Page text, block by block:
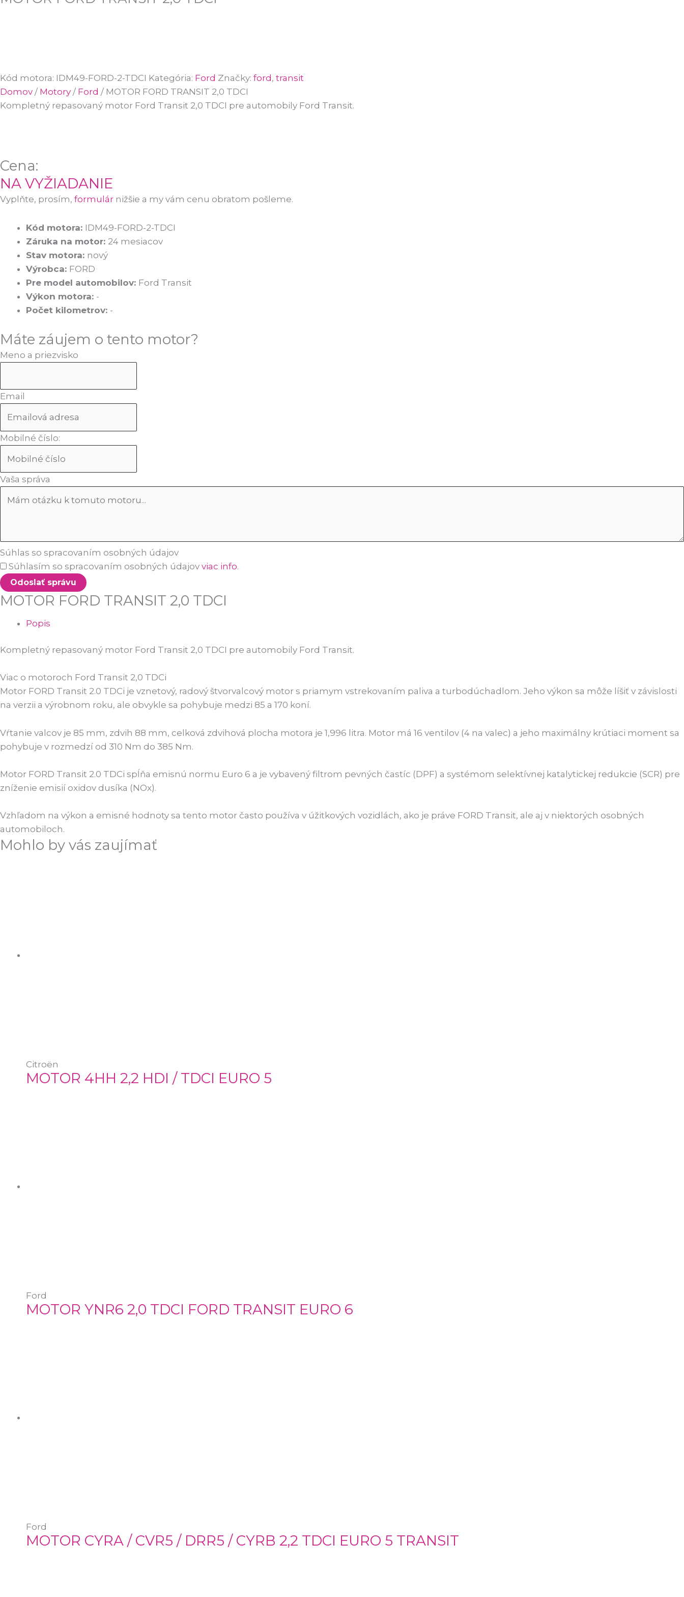
Kód motora: IDM49-FORD-2-TDCI Kategória: Ford Značky: ford , transit
Domov / Motory / Ford / MOTOR FORD TRANSIT 2,0 TDCI
Kompletný repasovaný motor Ford Transit 2,0 TDCI pre automobily Ford Transit.
Cena:
NA VYŽIADANIE
Vyplňte, prosím, formulár nižšie a my vám cenu obratom pošleme.
Kód motora: IDM49-FORD-2-TDCI
Záruka na motor: 24 mesiacov
Stav motora: nový
Výrobca: FORD
Pre model automobilov: Ford Transit
Výkon motora: -
Počet kilometrov: -
Máte záujem o tento motor?
Meno a priezvisko
Email
Mobilné číslo:
Vaša správa
Súhlas so spracovaním osobných údajov
Súhlasím so spracovaním osobných údajov viac info.
Odoslať správu
MOTOR FORD TRANSIT 2,0 TDCI
Popis
Kompletný repasovaný motor Ford Transit 2,0 TDCI pre automobily Ford Transit.
Viac o motoroch Ford Transit 2,0 TDCi
Motor FORD Transit 2.0 TDCi je vznetový, radový štvorvalcový motor s priamym vstrekovaním paliva a turbodúchadlom. Jeho výkon sa môže líšiť v závislosti
na verzii a výrobnom roku, ale obvykle sa pohybuje medzi 85 a 170 koní.
Vŕtanie valcov je 85 mm, zdvih 88 mm, celková zdvihová plocha motora je 1,996 litra. Motor má 16 ventilov (4 na valec) a jeho maximálny krútiaci moment sa
pohybuje v rozmedzí od 310 Nm do 385 Nm.
Motor FORD Transit 2.0 TDCi spĺňa emisnú normu Euro 6 a je vybavený filtrom pevných častíc (DPF) a systémom selektívnej katalytickej redukcie (SCR) pre
zníženie emisií oxidov dusíka (NOx).
Vzhľadom na výkon a emisné hodnoty sa tento motor často používa v úžitkových vozidlách, ako je práve FORD Transit, ale aj v niektorých osobných
automobiloch.
Mohlo by vás zaujímať
Citroën
MOTOR 4HH 2,2 HDI / TDCI EURO 5
Ford
MOTOR YNR6 2,0 TDCI FORD TRANSIT EURO 6
Ford
MOTOR CYRA / CVR5 / DRR5 / CYRB 2,2 TDCI EURO 5 TRANSIT